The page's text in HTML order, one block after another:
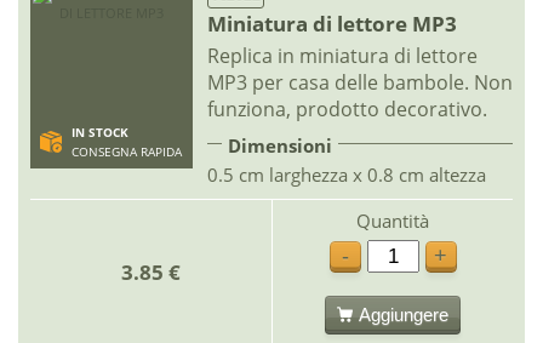
IN STOCK
CONSEGNA RAPIDA
Miniatura di lettore MP3
Replica in miniatura di lettore
MP3 per casa delle bambole. Non
funziona, prodotto decorativo.
Dimensioni
0.5 cm larghezza x 0.8 cm altezza
3.85 €
Quantità
-
+
Aggiungere